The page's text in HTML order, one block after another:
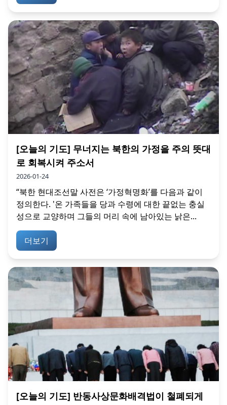
[오늘의 기도] 무너지는 북한의 가정을 주의 뜻대
로 회복시켜 주소서
2026-01-24
“북한 현대조선말 사전은 ‘가정혁명화’를 다음과 같이
정의한다. '온 가족들을 당과 수령에 대한 끝없는 충실
성으로 교양하며 그들의 머리 속에 남아있는 낡은...
더보기
[오늘의 기도] 반동사상문화배격법이 철폐되게